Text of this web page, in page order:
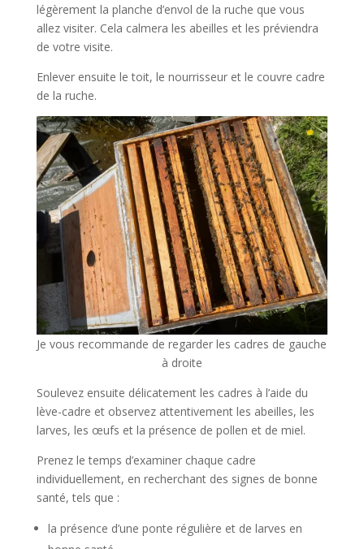
légèrement la planche d’envol de la ruche que vous
allez visiter. Cela calmera les abeilles et les préviendra
de votre visite.
Enlever ensuite le toit, le nourrisseur et le couvre cadre
de la ruche.
Je vous recommande de regarder les cadres de gauche
à droite
Soulevez ensuite délicatement les cadres à l’aide du
lève-cadre et observez attentivement les abeilles, les
larves, les œufs et la présence de pollen et de miel.
Prenez le temps d’examiner chaque cadre
individuellement, en recherchant des signes de bonne
santé, tels que :
la présence d’une ponte régulière et de larves en